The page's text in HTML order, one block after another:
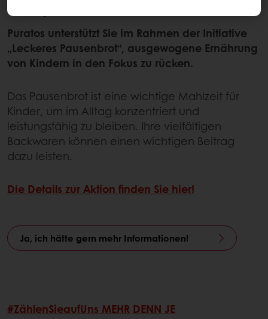
Charity Aktion "Leckeres Pausenbrot"
Puratos unterstützt Sie im Rahmen der Initiative
„Leckeres Pausenbrot“, ausgewogene Ernährung
von Kindern in den Fokus zu rücken.
Das Pausenbrot ist eine wichtige Mahlzeit für
Kinder, um im Alltag konzentriert und
leistungsfähig zu bleiben. Ihre vielfältigen
Backwaren können einen wichtigen Beitrag
dazu leisten.
Die Details zur Aktion finden Sie hier!
Ja, ich hätte gern mehr Informationen!
#ZählenSieaufUns MEHR DENN JE